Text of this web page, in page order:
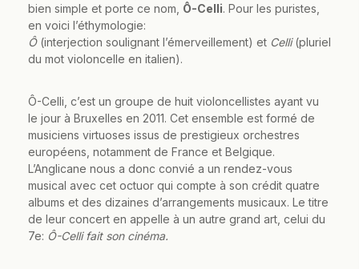
bien simple et porte ce nom, Ô-Celli. Pour les puristes,
en voici l’éthymologie:
Ô(interjection soulignant l’émerveillement) et Celli(pluriel
du mot violoncelle en italien).
Ô-Celli, c’est un groupe de huit violoncellistes ayant vu
le jour à Bruxelles en 2011. Cet ensemble est formé de
musiciens virtuoses issus de prestigieux orchestres
européens, notamment de France et Belgique.
L’Anglicane nous a donc convié a un rendez-vous
musical avec cet octuor qui compte à son crédit quatre
albums et des dizaines d’arrangements musicaux. Le titre
de leur concert en appelle à un autre grand art, celui du
7e: Ô-Celli fait son cinéma.